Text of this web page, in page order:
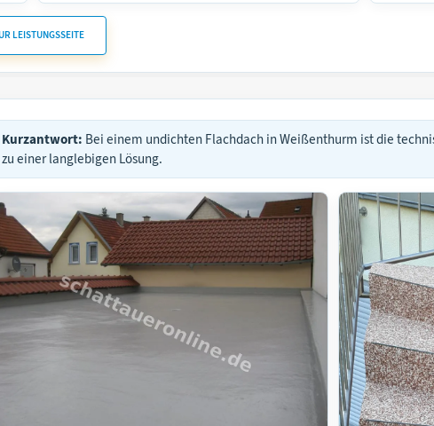
LEISTUNGSSEITE
Kurzantwort: Bei einem undichten Flachdach in Weißenthurm ist die
zu einer langlebigen Lösung.